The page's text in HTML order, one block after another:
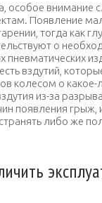
особое внимание
Появление
тогда как
о
пневматических
вздутий,
колесом о какое-
из-за
появления грыж,
либо же